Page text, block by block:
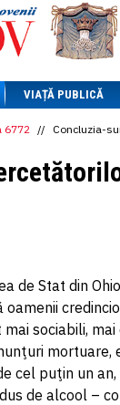
1 XAU=
1 AED=
1 AUD=
1 BGN=
1 CAD=
1 CHF=
1 CNY=
1 DKK
=
1 EGP=
1 NOK=
1 NZD=
1 PLN=
=
1 RUB=
1 SEK=
1 TRY =
VIAȚĂ PUBLICĂ
6772 // Concluzia-
de Stat din
sociabili, mai
mortuare,
cel puţin un
de alcool –